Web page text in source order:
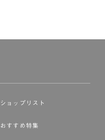
ショップリスト
おすすめ特集